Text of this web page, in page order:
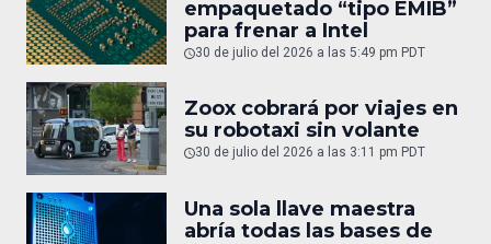
empaquetado “tipo EMIB”
para frenar a Intel
30 de julio del 2026 a las 5:49 pm PDT
Zoox cobrará por viajes en
su robotaxi sin volante
30 de julio del 2026 a las 3:11 pm PDT
Una sola llave maestra
abría todas las bases de